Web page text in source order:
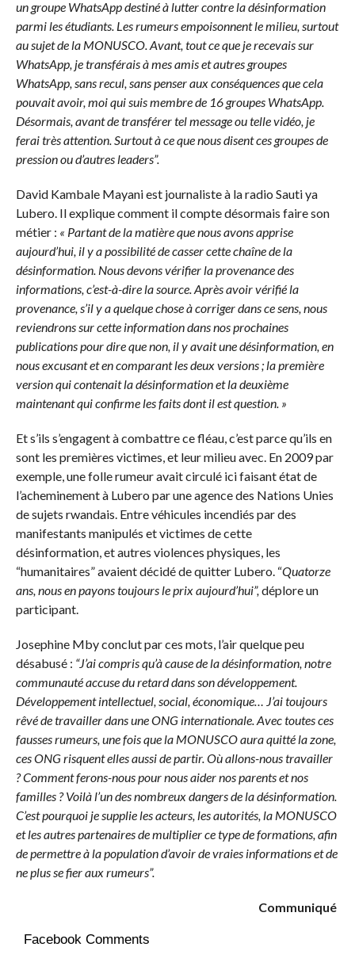
un groupe WhatsApp destiné à lutter contre la désinformation
parmi les étudiants. Les rumeurs empoisonnent le milieu, surtout
au sujet de la MONUSCO. Avant, tout ce que je recevais sur
WhatsApp, je transférais à mes amis et autres groupes
WhatsApp, sans recul, sans penser aux conséquences que cela
pouvait avoir, moi qui suis membre de 16 groupes WhatsApp.
Désormais, avant de transférer tel message ou telle vidéo, je
ferai très attention. Surtout à ce que nous disent ces groupes de
pression ou d’autres leaders”.
David Kambale Mayani est journaliste à la radio Sauti ya
Lubero. Il explique comment il compte désormais faire son
métier : « Partant de la matière que nous avons apprise
aujourd’hui, il y a possibilité de casser cette chaîne de la
désinformation. Nous devons vérifier la provenance des
informations, c’est-à-dire la source. Après avoir vérifié la
provenance, s’il y a quelque chose à corriger dans ce sens, nous
reviendrons sur cette information dans nos prochaines
publications pour dire que non, il y avait une désinformation, en
nous excusant et en comparant les deux versions ; la première
version qui contenait la désinformation et la deuxième
maintenant qui confirme les faits dont il est question. »
Et s’ils s’engagent à combattre ce fléau, c’est parce qu’ils en
sont les premières victimes, et leur milieu avec. En 2009 par
exemple, une folle rumeur avait circulé ici faisant état de
l’acheminement à Lubero par une agence des Nations Unies
de sujets rwandais. Entre véhicules incendiés par des
manifestants manipulés et victimes de cette
désinformation, et autres violences physiques, les
“humanitaires” avaient décidé de quitter Lubero. “Quatorze
ans, nous en payons toujours le prix aujourd’hui”, déplore un
participant.
Josephine Mby conclut par ces mots, l’air quelque peu
désabusé : “J’ai compris qu’à cause de la désinformation, notre
communauté accuse du retard dans son développement.
Développement intellectuel, social, économique… J’ai toujours
rêvé de travailler dans une ONG internationale. Avec toutes ces
fausses rumeurs, une fois que la MONUSCO aura quitté la zone,
ces ONG risquent elles aussi de partir. Où allons-nous travailler
? Comment ferons-nous pour nous aider nos parents et nos
familles ? Voilà l’un des nombreux dangers de la désinformation.
C’est pourquoi je supplie les acteurs, les autorités, la MONUSCO
et les autres partenaires de multiplier ce type de formations, afin
de permettre à la population d’avoir de vraies informations et de
ne plus se fier aux rumeurs”.
Communiqué
Facebook Comments